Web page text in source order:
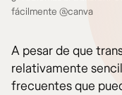
fácilmente @canva
A pesar de que
relativamente
frecuentes que